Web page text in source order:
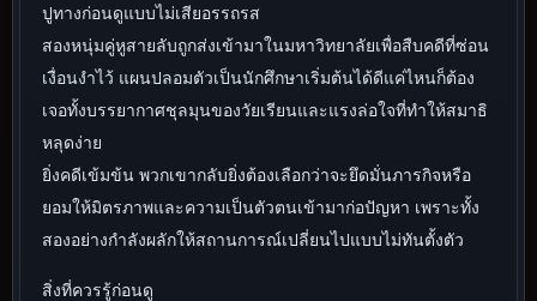
ปูทางก่อนดูแบบไม่เสียอรรถรส
สองหนุ่มคู่หูสายลับถูกส่งเข้ามาในมหาวิทยาลัยเพื่อสืบคดีที่ซ่อน
เงื่อนงำไว้ แผนปลอมตัวเป็นนักศึกษาเริ่มต้นได้ดีแค่ไหนก็ต้อง
เจอทั้งบรรยากาศชุลมุนของวัยเรียนและแรงล่อใจที่ทำให้สมาธิ
หลุดง่าย
ยิ่งคดีเข้มข้น พวกเขากลับยิ่งต้องเลือกว่าจะยึดมั่นภารกิจหรือ
ยอมให้มิตรภาพและความเป็นตัวตนเข้ามาก่อปัญหา เพราะทั้ง
สองอย่างกำลังผลักให้สถานการณ์เปลี่ยนไปแบบไม่ทันตั้งตัว
สิ่งที่ควรรู้ก่อนดู